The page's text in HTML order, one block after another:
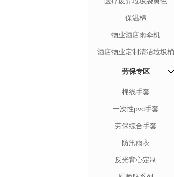
保温棉
物业酒店雨伞机
酒店物业定制清洁垃圾桶
劳保专区
棉线手套
一次性pvc手套
劳保综合手套
防汛雨衣
反光背心定制